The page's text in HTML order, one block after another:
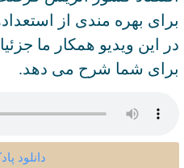
برای بهره مندی از
در این ویدیو همکار ما
برای شما شرح می دهد.
دانلود